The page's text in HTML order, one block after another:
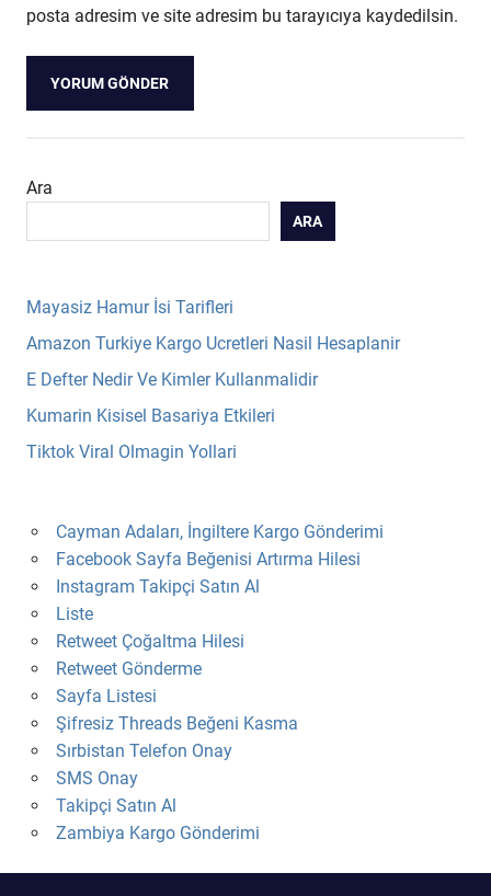
posta adresim ve site adresim bu tarayıcıya kaydedilsin.
Ara
ARA
Mayasiz Hamur İsi Tarifleri
Amazon Turkiye Kargo Ucretleri Nasil Hesaplanir
E Defter Nedir Ve Kimler Kullanmalidir
Kumarin Kisisel Basariya Etkileri
Tiktok Viral Olmagin Yollari
Cayman Adaları, İngiltere Kargo Gönderimi
Facebook Sayfa Beğenisi Artırma Hilesi
Instagram Takipçi Satın Al
Liste
Retweet Çoğaltma Hilesi
Retweet Gönderme
Sayfa Listesi
Şifresiz Threads Beğeni Kasma
Sırbistan Telefon Onay
SMS Onay
Takipçi Satın Al
Zambiya Kargo Gönderimi